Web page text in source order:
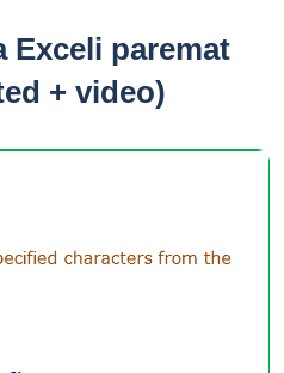
Exceli paremat
+ video)